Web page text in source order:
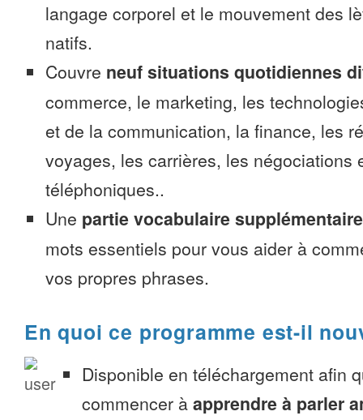
langage corporel et le mouvement des
natifs.
Couvre neuf situations quotidiennes
commerce, le marketing, les
et de la communication, la finance, les
voyages, les carrières, les négociations
téléphoniques..
Une partie vocabulaire supplémentaire
mots essentiels pour vous aider à
vos propres phrases.
En quoi ce programme est-il
Disponible en téléchargement afin
commencer à apprendre à parler